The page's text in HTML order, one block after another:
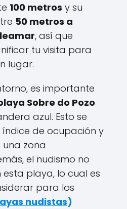
100 metros y su
50 metros a
, así que
tu visita para
lugar.
es importante
Sobre do Pozo
azul. Esto se
índice de ocupación y
zona
el nudismo no
playa, lo cual es
para los
nudistas)